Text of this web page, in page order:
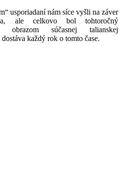
usporiadaní nám síce vyšli na záver
ale celkovo bol tohtoročný
obrazom súčasnej talianskej
každý rok o tomto čase.